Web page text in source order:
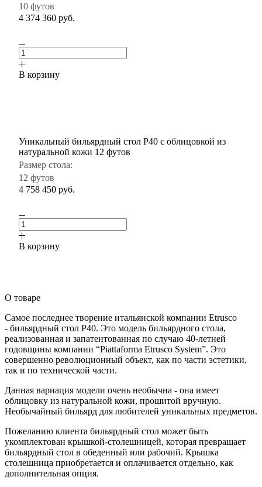
10 футов
4 374 360 руб.
В корзину
Уникальный бильярдный стол P40 с облицовкой из
натуральной кожи 12 футов
Размер стола:
12 футов
4 758 450 руб.
В корзину
О товаре
Самое последнее творение итальянской компании Etrusco
- бильярдный стол Р40. Это модель бильярдного стола,
реализованная и запатентованная по случаю 40-летней
годовщины компании “Piattaforma Etrusco System”. Это
совершенно революционный объект, как по части эстетики,
так и по технической части.
Данная вариация модели очень необычна - она имеет
облицовку из натуральной кожи, прошитой вручную.
Необычайный бильярд для любителей уникальных предметов.
Пожеланию клиента бильярдный стол может быть
укомплектован крышкой-столешницей, которая превращает
бильярдный стол в обеденный или рабочий. Крышка
столешница приобретается и оплачивается отдельно, как
дополнительная опция.